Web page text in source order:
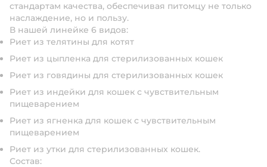
стандартам качества, обеспечивая питомцу не только
наслаждение, но и пользу.
В нашей линейке 6 видов:
Риет из телятины для котят
Риет из цыпленка для стерилизованных кошек
Риет из говядины для стерилизованных кошек
Риет из индейки для кошек с чувствительным
пищеварением
Риет из ягненка для кошек с чувствительным
пищеварением
Риет из утки для стерилизованных кошек.
Состав: